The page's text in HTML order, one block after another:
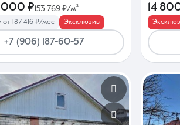
000 ₽ 153 769 ₽/м²
от 187 416 ₽/мес Эксклюзив
+7 (906) 187-60-57
14